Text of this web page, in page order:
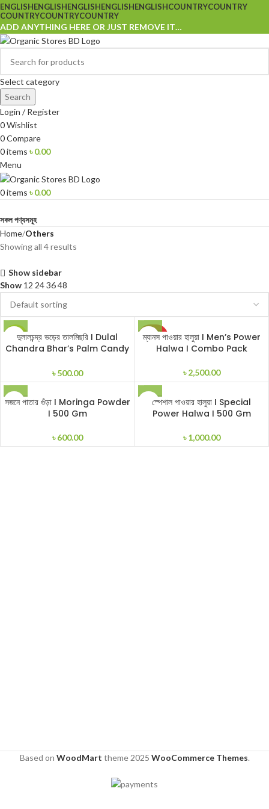
ENGLISHENGLISHENGLISHENGLISHENGLISHCOUNTRYCOUNTRY
COUNTRYCOUNTRYCOUNTRY
ADD ANYTHING HERE OR JUST REMOVE IT…
Select category
Search
Login / Register
0Wishlist
0Compare
0items ৳0.00
Menu
0items ৳0.00
সকল পণ্যসমূহ
Home Others
Showing all 4 results
Show sidebar
Show 12 243648
HOTদুলালচন্দ্র ভড়ের তালমিছরি I Dulal
Chandra Bhar’s Palm Candy
৳500.00
SOLD
OUT
ম্যানস পাওয়ার হালুয়া I Men’s Power
Halwa I Combo Pack
৳2,500.00
সজনে পাতার গুঁড়া I Moringa Powder
I 500 Gm
৳600.00
স্পেশাল পাওয়ার হালুয়া I Special
Power Halwa I 500 Gm
৳1,000.00
Based on WoodMart theme2025 WooCommerce Themes.